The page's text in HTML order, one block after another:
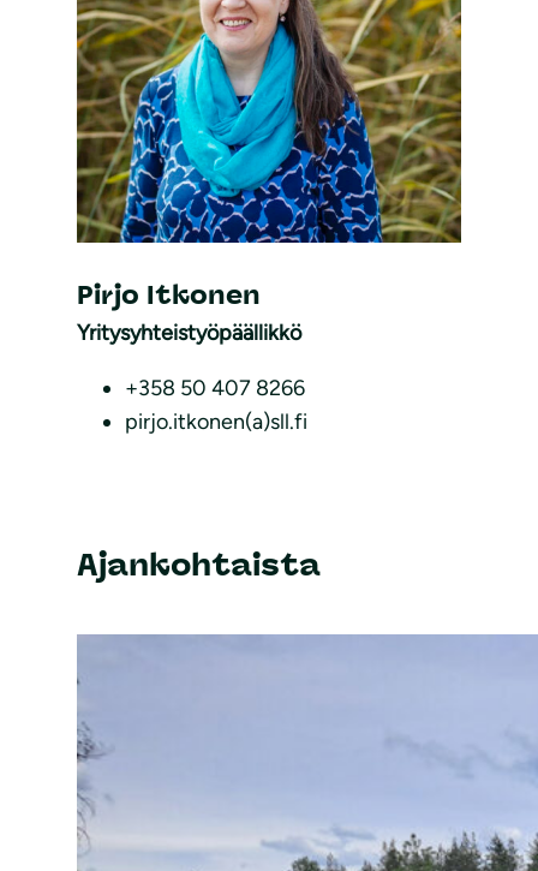
Yritysyhteistyöpäällikkö
Pirjo Itkonen
+358 50 407 8266
pirjo.itkonen(a)sll.fi
Ajankohtaista